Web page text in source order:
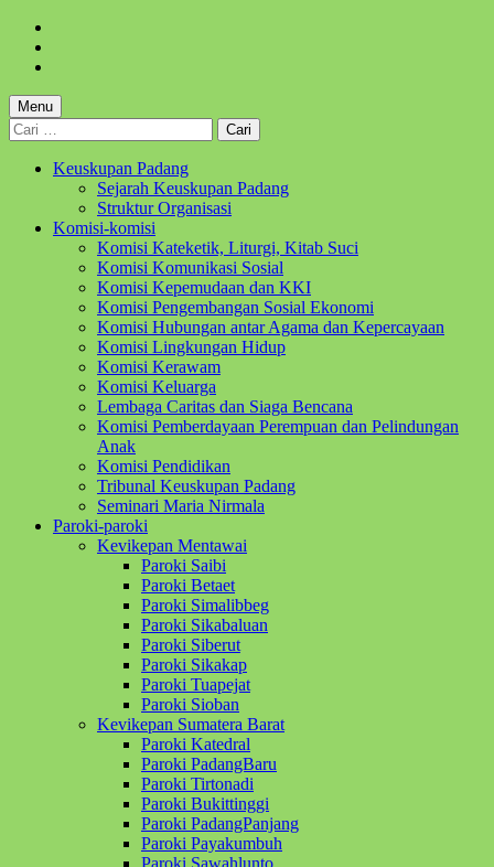
content
footer
Menu
Cari
untuk:
Keuskupan Padang
Sejarah Keuskupan Padang
Struktur Organisasi
Komisi-komisi
Komisi Kateketik, Liturgi, Kitab Suci
Komisi Komunikasi Sosial
Komisi Kepemudaan dan KKI
Komisi Pengembangan Sosial Ekonomi
Komisi Hubungan antar Agama dan Kepercayaan
Komisi Lingkungan Hidup
Komisi Kerawam
Komisi Keluarga
Lembaga Caritas dan Siaga Bencana
Komisi Pemberdayaan Perempuan dan Pelindungan
Anak
Komisi Pendidikan
Tribunal Keuskupan Padang
Seminari Maria Nirmala
Paroki-paroki
Kevikepan Mentawai
Paroki Saibi
Paroki Betaet
Paroki Simalibbeg
Paroki Sikabaluan
Paroki Siberut
Paroki Sikakap
Paroki Tuapejat
Paroki Sioban
Kevikepan Sumatera Barat
Paroki Katedral
Paroki PadangBaru
Paroki Tirtonadi
Paroki Bukittinggi
Paroki PadangPanjang
Paroki Payakumbuh
Paroki Sawahlunto